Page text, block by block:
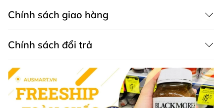
ý kiến của chuyên gia y tế.
Bảo quản nơi khô ráo, dưới 25°C. Chỉ sử dụng khi
Cảnh Báo
Không sử dụng nếu bạn đang mang thai, cho con
Chính sách giao hàng
Chính sách đổi trả